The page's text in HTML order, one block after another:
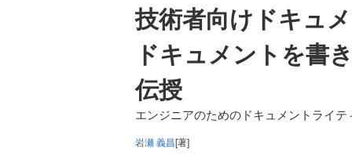
技術者向けドキュ
ドキュメントを書
伝授
エンジニアのためのドキュメントライテ
岩瀬 義昌[著]